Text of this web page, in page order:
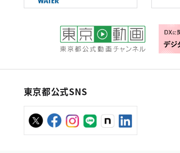
東京都公式SNS